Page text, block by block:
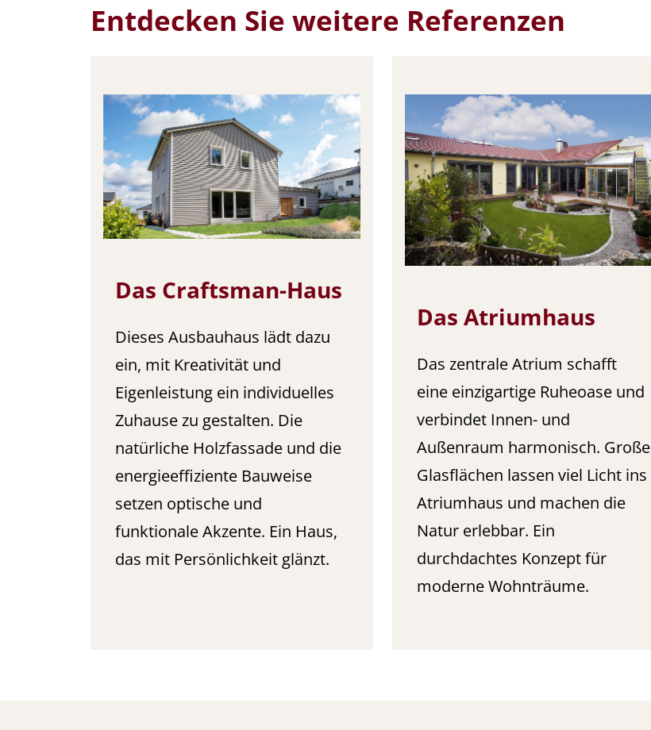
Entdecken Sie weitere Referenzen
Das Craftsman-Haus
Dieses Ausbauhaus lädt dazu
ein, mit Kreativität und
Eigenleistung ein individuelles
Zuhause zu gestalten. Die
natürliche Holzfassade und die
energieeffiziente Bauweise
setzen optische und
funktionale Akzente. Ein Haus,
das mit Persönlichkeit glänzt.
Das Atriumhaus
Das zentrale Atrium schafft
eine einzigartige Ruheoase und
verbindet Innen- und
Außenraum harmonisch. Große
Glasflächen lassen viel Licht ins
Atriumhaus und machen die
Natur erlebbar. Ein
durchdachtes Konzept für
moderne Wohnträume.